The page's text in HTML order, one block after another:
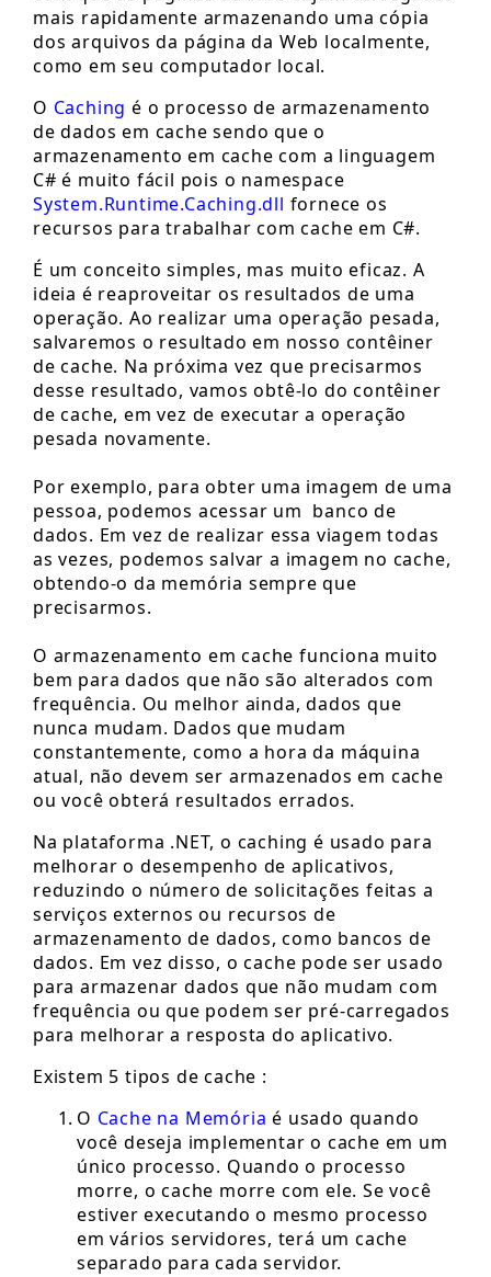
mais rapidamente armazenando uma cópia
dos arquivos da página da Web localmente,
como em seu computador local.
O Caching é o processo de armazenamento
de dados em cache sendo que o
armazenamento em cache com a linguagem
C# é muito fácil pois o namespace
System.Runtime.Caching.dll fornece os
recursos para trabalhar com cache em C#.
É um conceito simples, mas muito eficaz. A
ideia é reaproveitar os resultados de uma
operação. Ao realizar uma operação pesada,
salvaremos o resultado em nosso contêiner
de cache. Na próxima vez que precisarmos
desse resultado, vamos obtê-lo do contêiner
de cache, em vez de executar a operação
pesada novamente.
Por exemplo, para obter uma imagem de uma
pessoa, podemos acessar um banco de
dados. Em vez de realizar essa viagem todas
as vezes, podemos salvar a imagem no cache,
obtendo-o da memória sempre que
precisarmos.
O armazenamento em cache funciona muito
bem para dados que não são alterados com
frequência. Ou melhor ainda, dados que
nunca mudam. Dados que mudam
constantemente, como a hora da máquina
atual, não devem ser armazenados em cache
ou você obterá resultados errados.
Na plataforma .NET, o caching é usado para
melhorar o desempenho de aplicativos,
reduzindo o número de solicitações feitas a
serviços externos ou recursos de
armazenamento de dados, como bancos de
dados. Em vez disso, o cache pode ser usado
para armazenar dados que não mudam com
frequência ou que podem ser pré-carregados
para melhorar a resposta do aplicativo.
Existem 5 tipos de cache :
O Cache na Memória é usado quando
você deseja implementar o cache em um
único processo. Quando o processo
morre, o cache morre com ele. Se você
estiver executando o mesmo processo
em vários servidores, terá um cache
separado para cada servidor.